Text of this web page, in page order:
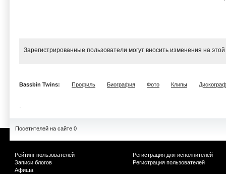
Зарегистрированные пользователи могут вносить изменения на
Bassbin Twins: Профиль Биография Фото Клипы
Посетителей на сайте 0
Рейтинг пользователей
Записи блогов
Афиша
Регистрация для исполнителей
Регистрация пользователей